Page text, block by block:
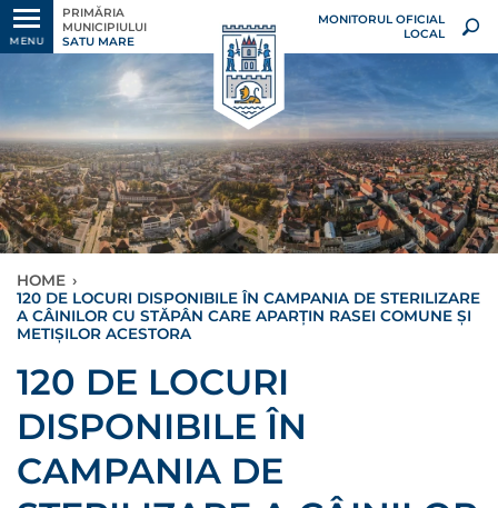
MENU
PRIMĂRIA
MUNICIPIULUI
SATU MARE
MONITORUL OFICIAL
LOCAL
HOME ›
120 DE LOCURI DISPONIBILE ÎN CAMPANIA DE STERILIZARE
A CÂINILOR CU STĂPÂN CARE APARȚIN RASEI COMUNE ȘI
METIȘILOR ACESTORA
120 DE LOCURI
DISPONIBILE ÎN
CAMPANIA DE